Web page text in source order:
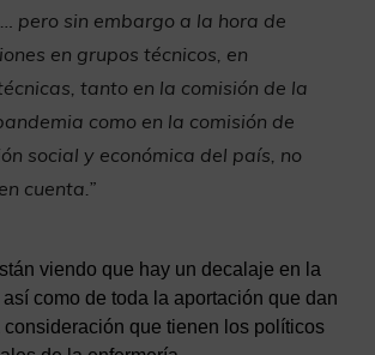
pero sin embargo a la hora de
en grupos técnicos, en
tanto en la comisión de la
como en la comisión de
social y económica del país, no
cuenta.”
viendo que hay un decalaje en la
como de toda la aportación que dan
que tienen los políticos